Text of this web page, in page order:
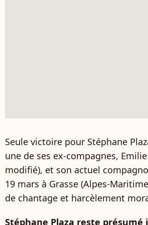
Seule victoire pour Stéphane
une de ses ex-compagnes,
modifié), et son actuel
19 mars à Grasse (Alpes-
de chantage et harcèlement
Stéphane Plaza reste présumé